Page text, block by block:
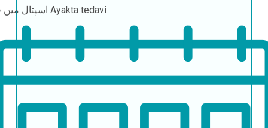
Ayakta tedavi